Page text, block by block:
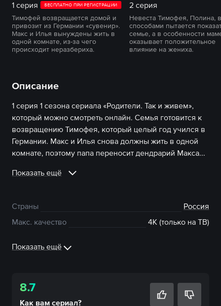
1 серия БЕСПЛАТНО ПРИ РЕГИСТРАЦИИ
Тимофей возвращается домой и
привозит из Германии «сувенир».
Макс и Илья вынуждены жить в
одной комнате, из-за чего
происходит неразбериха.
2 серия
Невеста Тимофея, Полина,
способами пытается
семье, а в особенности
оказывает положительное
влияние на жениха.
Описание
1 серия 1 сезона сериала «Родители. Так и живем»,
который можно смотреть онлайн. Семья готовится к
возвращению Тимофея, который целый год учился в
Германии. Макс и Илья снова должны жить в одной
комнате, поэтому папа переносит дендрарий Макса...
Показать ещё
Страны
Россия
Макс. качество
4К (только на ТВ)
Показать ещё
8.7
Как вам сериал?